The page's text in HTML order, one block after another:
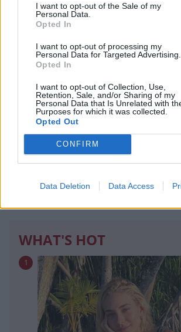
I want to opt-out of the Sale of my
Personal Data.
Opted In
I want to opt-out of processing my
Personal Data for Targeted Advertising.
Opted In
I want to opt-out of Collection, Use,
Retention, Sale, and/or Sharing of my
Personal Data that Is Unrelated with
Purposes for which it was collected.
Opted Out
CONFIRM
Data Deletion Data Access
Στέφανος Κασσελάκης: «Η
οικογένειας είναι ένα από τα
δηµιουργικά όνειρα που έχω»
WHAT'S HOT
1